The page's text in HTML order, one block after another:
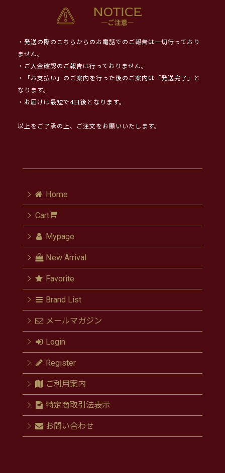
・発送の際のこちらからのお電話でのご報告は一切行っており
ません。
・ご入金確認のご報告は行っておりません。
・「お支払い」のご案内を行った後のご案内は「発送完了」と
なります。
・お届けは最短で4日後となります。
以上をご了承の上、ご注文をお願いいたします。
Home
Cart
Mypage
New Arrival
Favorite
Brand List
メールマガジン
Login
Register
ご利用案内
特定商取引法表示
お問い合わせ